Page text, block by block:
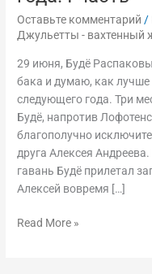
Оставьте комментарий /
Джульетты - вахтенный
29 июня, Будё
бака и думаю, как лучше
следующего года. Три
Будё, напротив
благополучно
друга Алексея
гавань Будё прилетал
Алексей вовремя […]
2018
года.
I
часть
Read More »